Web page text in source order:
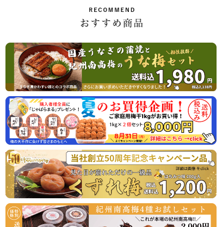
休業日後は、大変混雑が予想されますのであらかじめのご注
2026/07/01
ご家庭用の紀州南高梅がお買い得「夏のお買い得企画」開始
のお知らせ
この度、オンラインショップでの梅の販売数量を確保できま
したので、ご家庭用梅干1kg×2個セットが大変お得にお買い
求めいただける夏のお買い得企画を8月31日（月）まで開催
させていただきます。
またご購入者様特典として「じゃばらまる」を1本プレゼン
トさせていただきます。この機会にぜひご賞味くださいま
せ。
2026/04/06
うなぎ屋かわすい様とのコラボ商品！国産うなぎと梅の相性
抜群！うな梅セットの販売開始
国産うなぎの蒲焼と山椒、最高級の紀州南高梅がセットにな